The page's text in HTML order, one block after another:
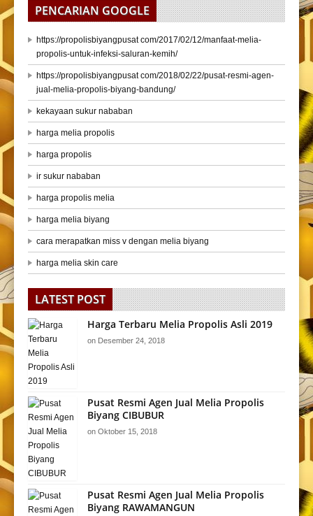
PENCARIAN GOOGLE
https://propolisbiyangpusat com/2017/02/12/manfaat-melia-
propolis-untuk-infeksi-saluran-kemih/
https://propolisbiyangpusat com/2018/02/22/pusat-resmi-agen-
jual-melia-propolis-biyang-bandung/
kekayaan sukur nababan
harga melia propolis
harga propolis
ir sukur nababan
harga propolis melia
harga melia biyang
cara merapatkan miss v dengan melia biyang
harga melia skin care
LATEST POST
Harga Terbaru Melia Propolis Asli 2019
on Desember 24, 2018
Pusat Resmi Agen Jual Melia Propolis
Biyang CIBUBUR
on Oktober 15, 2018
Pusat Resmi Agen Jual Melia Propolis
Biyang RAWAMANGUN